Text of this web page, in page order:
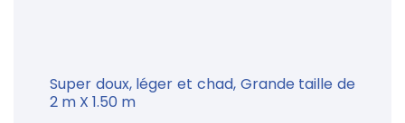
Super doux, léger et chad, Grande taille de
2 m X 1.50 m